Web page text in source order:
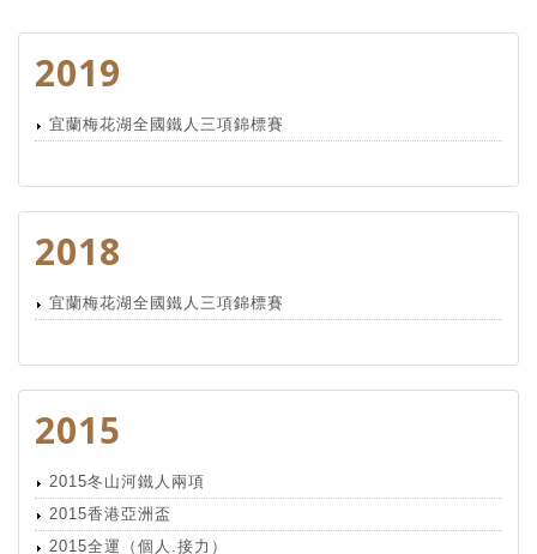
2019
宜蘭梅花湖全國鐵人三項錦標賽
2018
宜蘭梅花湖全國鐵人三項錦標賽
2015
2015冬山河鐵人兩項
2015香港亞洲盃
2015全運（個人.接力）